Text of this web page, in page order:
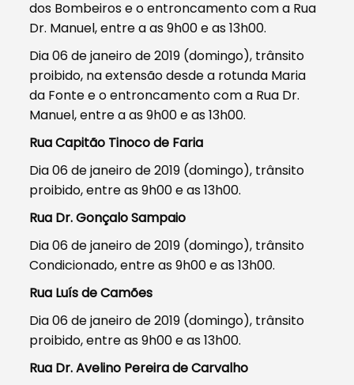
dos Bombeiros e o entroncamento com a Rua
Dr. Manuel, entre a as 9h00 e as 13h00.
Dia 06 de janeiro de 2019 (domingo), trânsito
proibido, na extensão desde a rotunda Maria
da Fonte e o entroncamento com a Rua Dr.
Manuel, entre a as 9h00 e as 13h00.
Rua Capitão Tinoco de Faria
Dia 06 de janeiro de 2019 (domingo), trânsito
proibido, entre as 9h00 e as 13h00.
Rua Dr. Gonçalo Sampaio
Dia 06 de janeiro de 2019 (domingo), trânsito
Condicionado, entre as 9h00 e as 13h00.
Rua Luís de Camões
Dia 06 de janeiro de 2019 (domingo), trânsito
proibido, entre as 9h00 e as 13h00.
Rua Dr. Avelino Pereira de Carvalho